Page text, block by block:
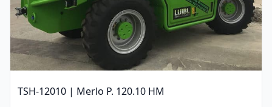
TSH-12010 | Merlo P. 120.10 HM